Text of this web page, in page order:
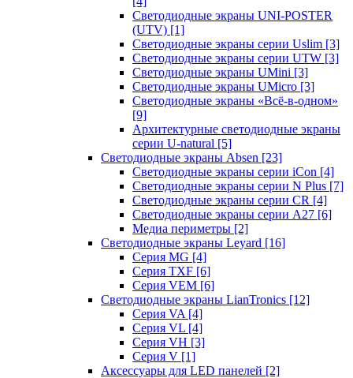
Светодиодные экраны UNI-POSTER
(UTV) [1]
Светодиодные экраны серии Uslim [3]
Светодиодные экраны серии UTW [3]
Светодиодные экраны UMini [3]
Светодиодные экраны UMicro [3]
Светодиодные экраны «Всё-в-одном»
[9]
Архитектурные светодиодные экраны
серии U-natural [5]
Светодиодные экраны Absen [23]
Светодиодные экраны серии iCon [4]
Светодиодные экраны серии N Plus [7]
Светодиодные экраны серии CR [4]
Светодиодные экраны серии А27 [6]
Медиа периметры [2]
Светодиодные экраны Leyard [16]
Серия MG [4]
Серия TXF [6]
Серия VEM [6]
Светодиодные экраны LianTronics [12]
Серия VA [4]
Серия VL [4]
Серия VH [3]
Серия V [1]
Аксессуары для LED панелей [2]